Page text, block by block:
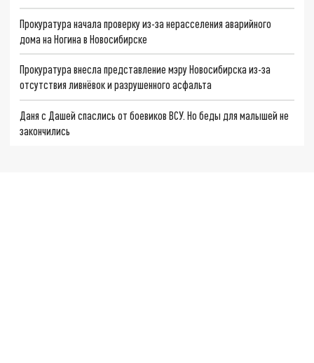
Прокуратура начала проверку из-за нерасселения аварийного
дома на Ногина в Новосибирске
Прокуратура внесла представление мэру Новосибирска из-за
отсутствия ливнёвок и разрушенного асфальта
Даня с Дашей спаслись от боевиков ВСУ. Но беды для малышей не
закончились